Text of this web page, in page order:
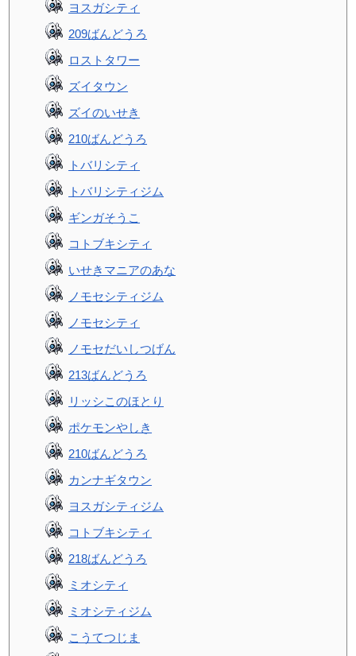
ヨスガシティ
209ばんどうろ
ロストタワー
ズイタウン
ズイのいせき
210ばんどうろ
トバリシティ
トバリシティジム
ギンガそうこ
コトブキシティ
いせきマニアのあな
ノモセシティジム
ノモセシティ
ノモセだいしつげん
213ばんどうろ
リッシこのほとり
ポケモンやしき
210ばんどうろ
カンナギタウン
ヨスガシティジム
コトブキシティ
218ばんどうろ
ミオシティ
ミオシティジム
こうてつじま